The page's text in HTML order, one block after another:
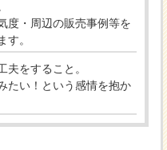
度・周辺の販売事例等を
す。
夫をすること。
たい！という感情を抱か